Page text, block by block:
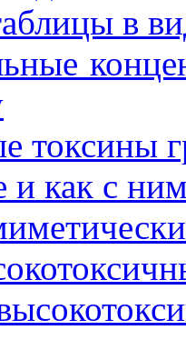
в
токсины
и как с